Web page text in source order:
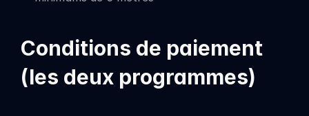
Conditions de paiement
(les deux programmes)